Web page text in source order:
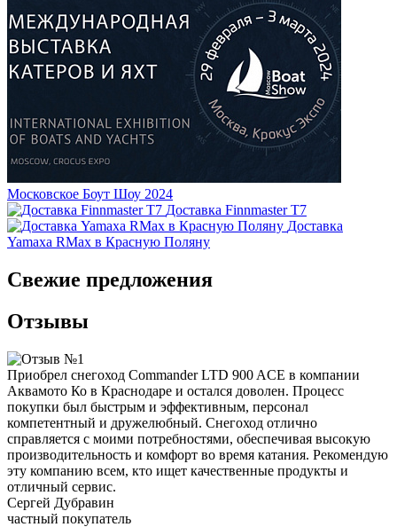
Московское Боут Шоу 2024
Доставка Finnmaster T7
Доставка
Yamaxa RMax в Красную Поляну
Свежие предложения
Отзывы
Приобрел снегоход Commander LTD 900 ACE в компании
Аквамото Ко в Краснодаре и остался доволен. Процесс
покупки был быстрым и эффективным, персонал
компетентный и дружелюбный. Снегоход отлично
справляется с моими потребностями, обеспечивая высокую
производительность и комфорт во время катания. Рекомендую
эту компанию всем, кто ищет качественные продукты и
отличный сервис.
Сергей Дубравин
частный покупатель